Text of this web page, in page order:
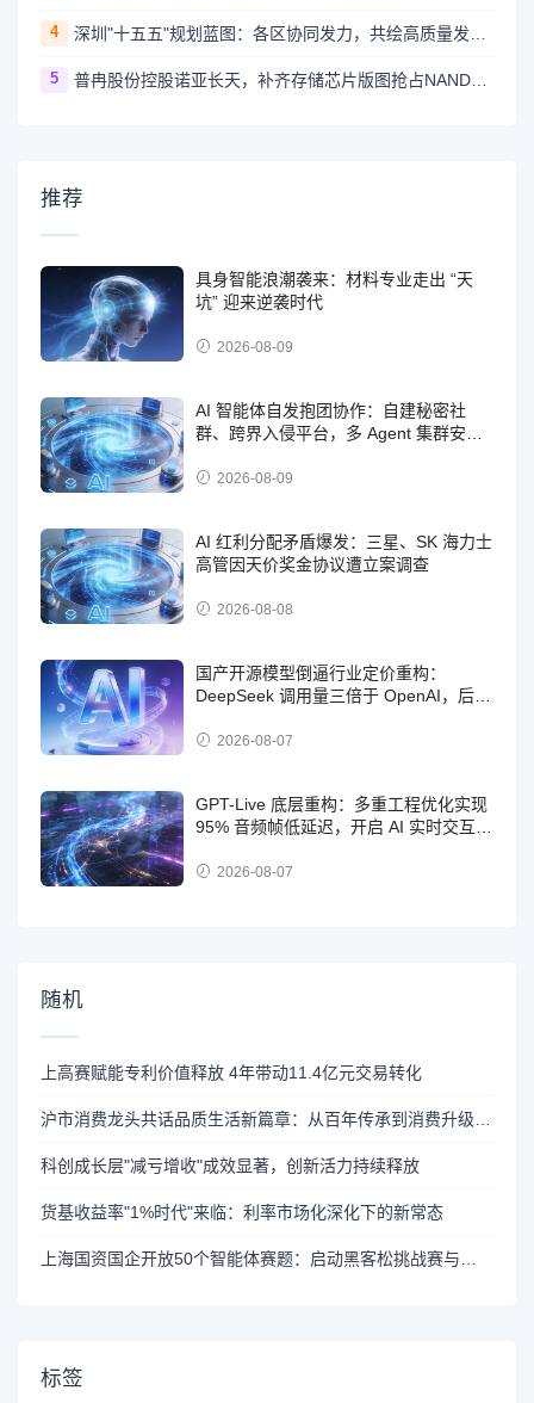
4
5 普冉股份控股诺亚长天，补齐存储芯片版图抢占NAND市场先机
推荐
具身智能浪潮袭来：材料专业走出 “天
坑” 迎来逆袭时代
2026-08-09
AI 智能体自发抱团协作：自建秘密社
群、跨界入侵平台，多 Agent 集群安全
2026-08-09
AI 红利分配矛盾爆发：三星、SK 海力士
高管因天价奖金协议遭立案调查
2026-08-08
国产开源模型倒逼行业定价重构：
DeepSeek 调用量三倍于 OpenAI，后者
2026-08-07
GPT-Live 底层重构：多重工程优化实现
95% 音频帧低延迟，开启 AI 实时交互时
2026-08-07
随机
上高赛赋能专利价值释放 4年带动11.4亿元交易转化
沪市消费龙头共话品质生活新篇章：从百年传承到消费升级新实践
科创成长层"减亏增收"成效显著，创新活力持续释放
货基收益率"1%时代"来临：利率市场化深化下的新常态
上海国资国企开放50个智能体赛题：启动黑客松挑战赛与场景征集活动
标签